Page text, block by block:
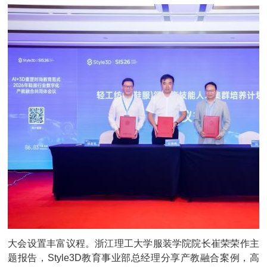
大会设置丰富议程。浙江理工大学服装学院院长崔荣荣作主
题报告，Style3D教育事业部总经理分享产教融合案例，高